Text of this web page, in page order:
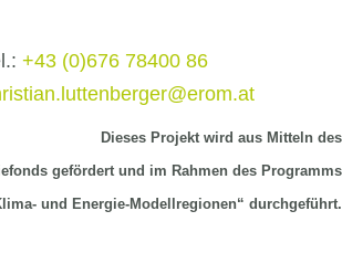
+43 (0)676 78400 86
Dieses Projekt wird aus Mitteln des
gefördert und im Rahmen des Programms
und Energie-Modellregionen“ durchgeführt.